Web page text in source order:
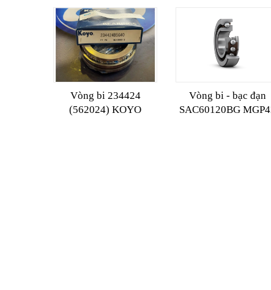
Vòng bi 234424
(562024) KOYO
Vòng bi - bạc đạn
SAC60120BG